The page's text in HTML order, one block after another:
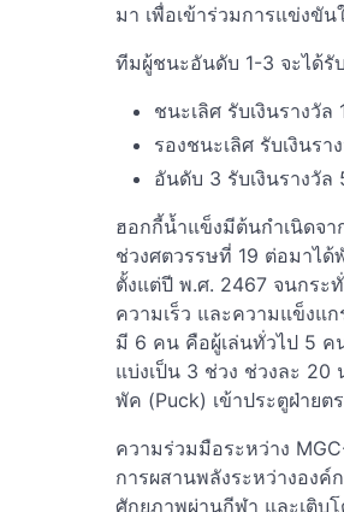
มา เพื่อเข้าร่วมการแข่งขั
ทีมผู้ชนะอันดับ 1-3 จะได้รั
ชนะเลิศ รับเงินรางวั
รองชนะเลิศ รับเงินร
อันดับ 3 รับเงินรางวั
ฮอกกี้น้ำแข็งมีต้นกำเนิดจ
ช่วงศตวรรษที่ 19 ต่อมาไ
ตั้งแต่ปี พ.ศ. 2467 จนกระ
ความเร็ว และความแข็งแ
มี 6 คน คือผู้เล่นทั่วไป 5 ค
แบ่งเป็น 3 ช่วง ช่วงละ
พัค (Puck) เข้าประตูฝ่ายต
ความร่วมมือระหว่าง
การผสานพลังระหว่างองค์
ศักยภาพผ่านกีฬา และเติบ